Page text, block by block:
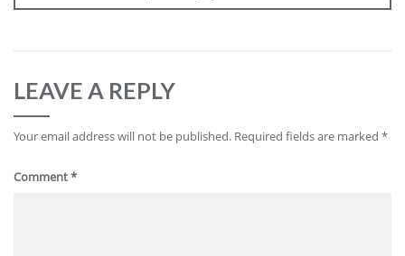
LEAVE A REPLY
Your email address will not be published. Required fields are marked *
Comment*